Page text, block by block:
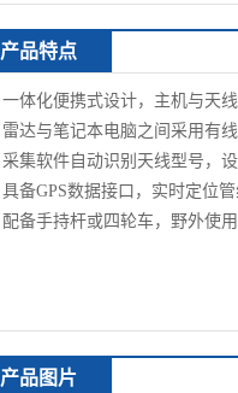
产品特点
一体化便携式设计，主机与天
雷达与笔记本电脑之间采用有线
采集软件自动识别天线型号，
具备GPS数据接口 ， 实时定位
配备手持杆或四轮车，野外使
产品图片